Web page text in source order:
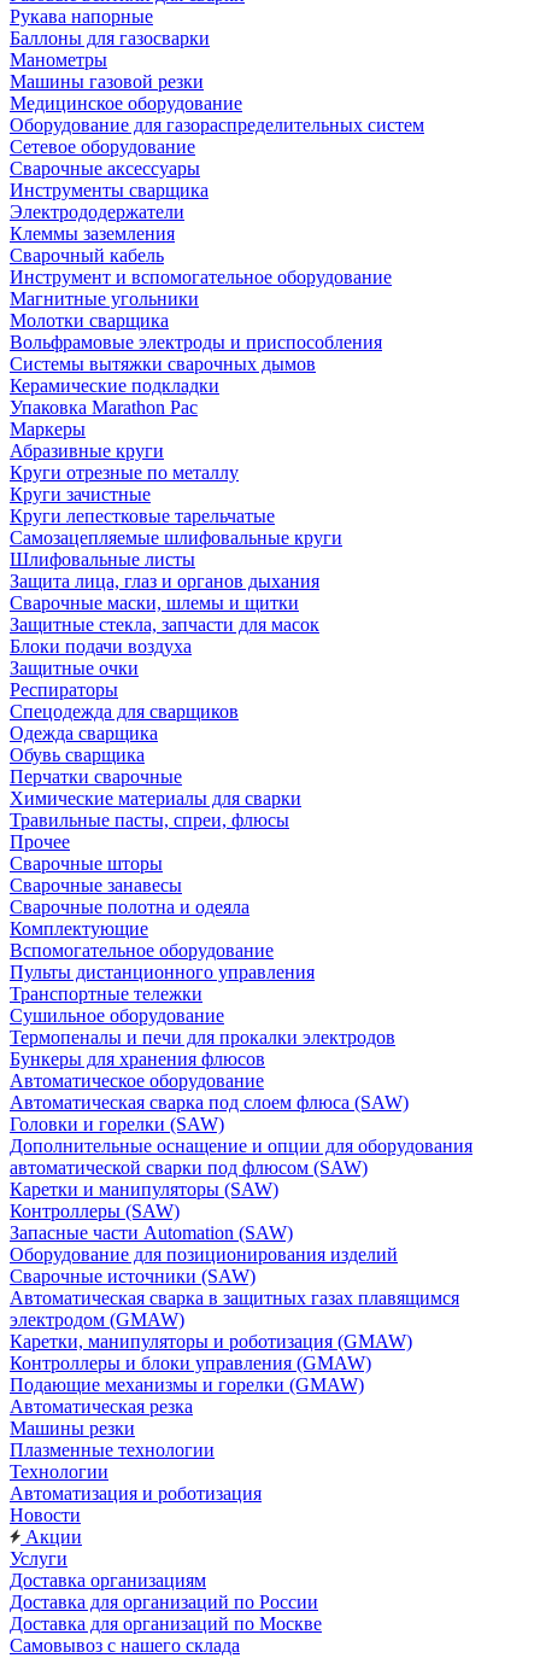
Рукава напорные
Баллоны для газосварки
Манометры
Машины газовой резки
Медицинское оборудование
Оборудование для газораспределительных систем
Сетевое оборудование
Сварочные аксессуары
Инструменты сварщика
Электрододержатели
Клеммы заземления
Сварочный кабель
Инструмент и вспомогательное оборудование
Магнитные угольники
Молотки сварщика
Вольфрамовые электроды и приспособления
Системы вытяжки сварочных дымов
Керамические подкладки
Упаковка Marathon Pac
Маркеры
Абразивные круги
Круги отрезные по металлу
Круги зачистные
Круги лепестковые тарельчатые
Самозацепляемые шлифовальные круги
Шлифовальные листы
Защита лица, глаз и органов дыхания
Сварочные маски, шлемы и щитки
Защитные стекла, запчасти для масок
Блоки подачи воздуха
Защитные очки
Респираторы
Спецодежда для сварщиков
Одежда сварщика
Обувь сварщика
Перчатки сварочные
Химические материалы для сварки
Травильные пасты, спреи, флюсы
Прочее
Сварочные шторы
Сварочные занавесы
Сварочные полотна и одеяла
Комплектующие
Вспомогательное оборудование
Пульты дистанционного управления
Транспортные тележки
Сушильное оборудование
Термопеналы и печи для прокалки электродов
Бункеры для хранения флюсов
Автоматическое оборудование
Автоматическая сварка под слоем флюса (SAW)
Головки и горелки (SAW)
Дополнительные оснащение и опции для оборудования
автоматической сварки под флюсом (SAW)
Каретки и манипуляторы (SAW)
Контроллеры (SAW)
Запасные части Automation (SAW)
Оборудование для позиционирования изделий
Сварочные источники (SAW)
Автоматическая сварка в защитных газах плавящимся
электродом (GMAW)
Каретки, манипуляторы и роботизация (GMAW)
Контроллеры и блоки управления (GMAW)
Подающие механизмы и горелки (GMAW)
Автоматическая резка
Машины резки
Плазменные технологии
Технологии
Автоматизация и роботизация
Новости
Акции
Услуги
Доставка организациям
Доставка для организаций по России
Доставка для организаций по Москве
Самовывоз с нашего склада